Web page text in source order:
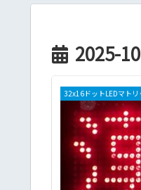
2025-10